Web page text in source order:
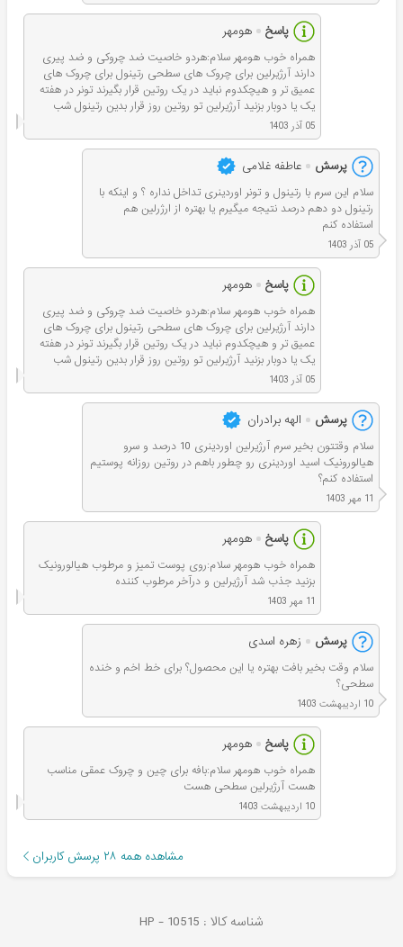
پاسخ هومهر
همراه خوب هومهر سلام:هردو خاصیت ضد چروکی و ضد پیری
دارند آرژیرلین برای چروک های سطحی رتینول برای چروک های
عمیق تر و هیچکدوم نباید در یک روتین قرار بگیرند تونر در هفته
یک یا دوبار بزنید آرژیرلین تو روتین روز قرار بدین رتینول شب
05 آذر 1403
پرسش عاطفه غلامی
سلام این سرم با رتینول و تونر اوردینری تداخل نداره ؟ و اینکه با
رتینول دو دهم درصد نتیجه میگیرم یا بهتره از ارژرلین هم
استفاده کنم
05 آذر 1403
پاسخ هومهر
همراه خوب هومهر سلام:هردو خاصیت ضد چروکی و ضد پیری
دارند آرژیرلین برای چروک های سطحی رتینول برای چروک های
عمیق تر و هیچکدوم نباید در یک روتین قرار بگیرند تونر در هفته
یک یا دوبار بزنید آرژیرلین تو روتین روز قرار بدین رتینول شب
05 آذر 1403
پرسش الهه برادران
سلام وقتتون بخیر سرم آرژیرلین اوردینری 10 درصد و سرو
هیالورونیک اسید اوردینری رو چطور باهم در روتین روزانه پوستیم
استفاده کنم؟
11 مهر 1403
پاسخ هومهر
همراه خوب هومهر سلام:روی پوست تمیز و مرطوب هیالورونیک
بزنید جذب شد آرژیرلین و درآخر مرطوب کننده
11 مهر 1403
پرسش زهره اسدی
سلام وقت بخیر بافت بهتره یا این محصول؟ برای خط اخم و خنده
سطحی؟
10 اردیبهشت 1403
پاسخ هومهر
همراه خوب هومهر سلام:بافه برای چین و چروک عمقی مناسب
هست آرژیرلین سطحی هست
10 اردیبهشت 1403
مشاهده همه ۲۸ پرسش کاربران
شناسه کالا : HP - 10515